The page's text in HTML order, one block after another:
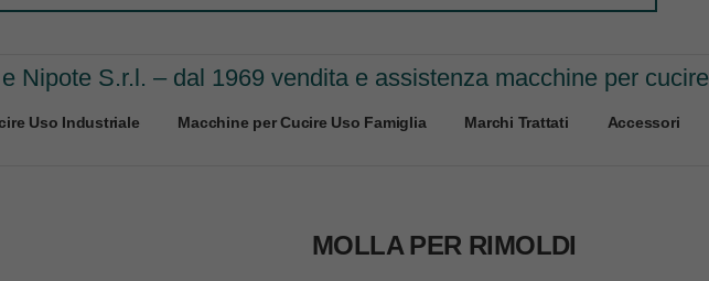
Nipote S.r.l. – dal 1969 vendita e assistenza macchine per cucire
Uso Industriale Macchine per Cucire Uso Famiglia Marchi Trattati Accessori
MOLLA PER RIMOLDI